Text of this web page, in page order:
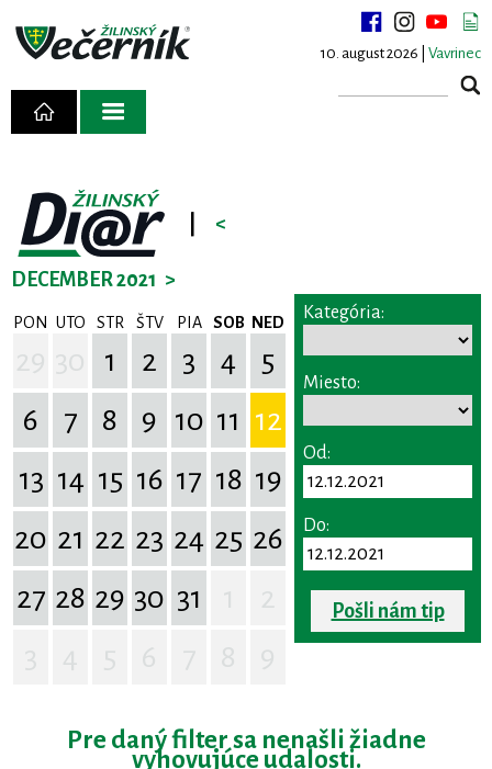
10. august 2026 | Vavrinec
<
DECEMBER 2021 >
PON UTO STR ŠTV PIA SOB NED
1 2 3 4
5
6
7 8 9 10 11 12
13 14 15 16 17 18 19
20 21 22 23 24 25 26
27 28 29 30 31
Kategória:
Miesto:
Od:
Do:
Pošli nám tip
Pre daný filter sa nenašli žiadne
vyhovujúce udalosti.